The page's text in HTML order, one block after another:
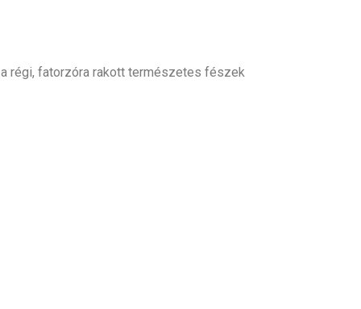
régi, fatorzóra rakott természetes fészek